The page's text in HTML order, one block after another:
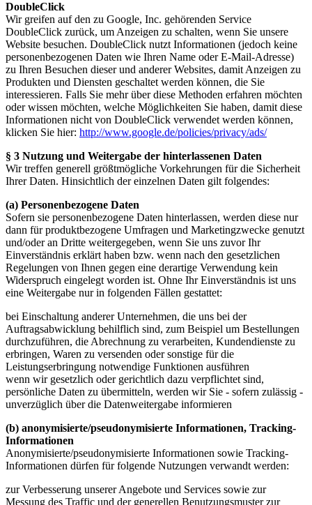
DoubleClick
Wir greifen auf den zu Google, Inc. gehörenden Service
DoubleClick zurück, um Anzeigen zu schalten, wenn Sie unsere
Website besuchen. DoubleClick nutzt Informationen (jedoch keine
personenbezogenen Daten wie Ihren Name oder E-Mail-Adresse)
zu Ihren Besuchen dieser und anderer Websites, damit Anzeigen zu
Produkten und Diensten geschaltet werden können, die Sie
interessieren. Falls Sie mehr über diese Methoden erfahren möchten
oder wissen möchten, welche Möglichkeiten Sie haben, damit diese
Informationen nicht von DoubleClick verwendet werden können,
klicken Sie hier: http://www.google.de/policies/privacy/ads/
§ 3 Nutzung und Weitergabe der hinterlassenen Daten
Wir treffen generell größtmögliche Vorkehrungen für die Sicherheit
Ihrer Daten. Hinsichtlich der einzelnen Daten gilt folgendes:
(a) Personenbezogene Daten
Sofern sie personenbezogene Daten hinterlassen, werden diese nur
dann für produktbezogene Umfragen und Marketingzwecke genutzt
und/oder an Dritte weitergegeben, wenn Sie uns zuvor Ihr
Einverständnis erklärt haben bzw. wenn nach den gesetzlichen
Regelungen von Ihnen gegen eine derartige Verwendung kein
Widerspruch eingelegt worden ist. Ohne Ihr Einverständnis ist uns
eine Weitergabe nur in folgenden Fällen gestattet:
bei Einschaltung anderer Unternehmen, die uns bei der
Auftragsabwicklung behilflich sind, zum Beispiel um Bestellungen
durchzuführen, die Abrechnung zu verarbeiten, Kundendienste zu
erbringen, Waren zu versenden oder sonstige für die
Leistungserbringung notwendige Funktionen ausführen
wenn wir gesetzlich oder gerichtlich dazu verpflichtet sind,
persönliche Daten zu übermitteln, werden wir Sie - sofern zulässig -
unverzüglich über die Datenweitergabe informieren
(b) anonymisierte/pseudonymisierte Informationen, Tracking-
Informationen
Anonymisierte/pseudonymisierte Informationen sowie Tracking-
Informationen dürfen für folgende Nutzungen verwandt werden:
zur Verbesserung unserer Angebote und Services sowie zur
Messung des Traffic und der generellen Benutzungsmuster zur